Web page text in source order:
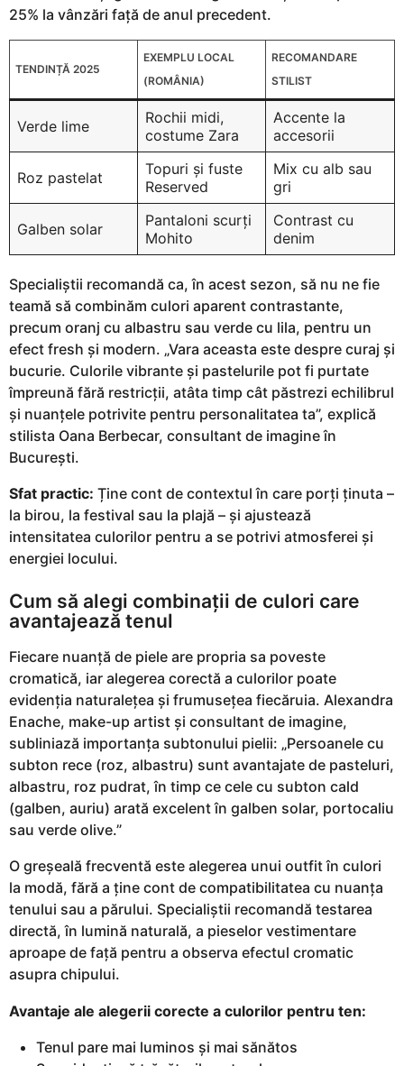
25% la vânzări față de anul precedent.
TENDINȚĂ 2025
EXEMPLU LOCAL
(ROMÂNIA)
RECOMANDARE
STILIST
Verde lime
Rochii midi,
costume Zara
Accente la
accesorii
Roz pastelat
Topuri și fuste
Reserved
Mix cu alb sau
gri
Galben solar
Pantaloni scurți
Mohito
Contrast cu
denim
Specialiștii recomandă ca, în acest sezon, să nu ne fie
teamă să combinăm culori aparent contrastante,
precum oranj cu albastru sau verde cu lila, pentru un
efect fresh și modern. „Vara aceasta este despre curaj și
bucurie. Culorile vibrante și pastelurile pot fi purtate
împreună fără restricții, atâta timp cât păstrezi echilibrul
și nuanțele potrivite pentru personalitatea ta”, explică
stilista Oana Berbecar, consultant de imagine în
București.
Sfat practic: Ține cont de contextul în care porți ținuta –
la birou, la festival sau la plajă – și ajustează
intensitatea culorilor pentru a se potrivi atmosferei și
energiei locului.
Cum să alegi combinații de culori care
avantajează tenul
Fiecare nuanță de piele are propria sa poveste
cromatică, iar alegerea corectă a culorilor poate
evidenția naturalețea și frumusețea fiecăruia. Alexandra
Enache, make-up artist și consultant de imagine,
subliniază importanța subtonului pielii: „Persoanele cu
subton rece (roz, albastru) sunt avantajate de pasteluri,
albastru, roz pudrat, în timp ce cele cu subton cald
(galben, auriu) arată excelent în galben solar, portocaliu
sau verde olive.”
O greșeală frecventă este alegerea unui outfit în culori
la modă, fără a ține cont de compatibilitatea cu nuanța
tenului sau a părului. Specialiștii recomandă testarea
directă, în lumină naturală, a pieselor vestimentare
aproape de față pentru a observa efectul cromatic
asupra chipului.
Avantaje ale alegerii corecte a culorilor pentru ten:
Tenul pare mai luminos și mai sănătos